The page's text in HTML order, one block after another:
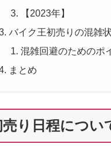
【2023年】
バイク王初売りの混雑
混雑回避のためのポ
まとめ
り日程につい